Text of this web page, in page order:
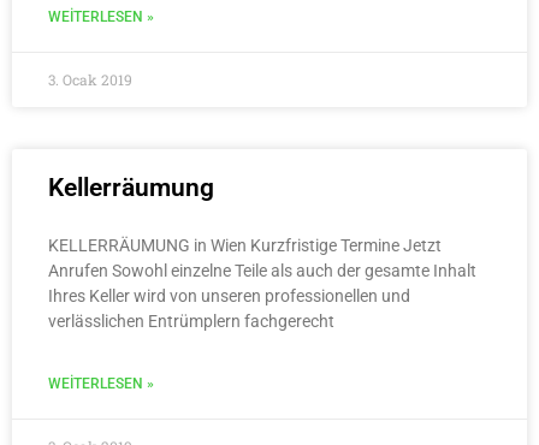
WEITERLESEN »
3. Ocak 2019
Kellerräumung
KELLERRÄUMUNG in Wien Kurzfristige Termine Jetzt
Anrufen Sowohl einzelne Teile als auch der gesamte Inhalt
Ihres Keller wird von unseren professionellen und
verlässlichen Entrümplern fachgerecht
WEITERLESEN »